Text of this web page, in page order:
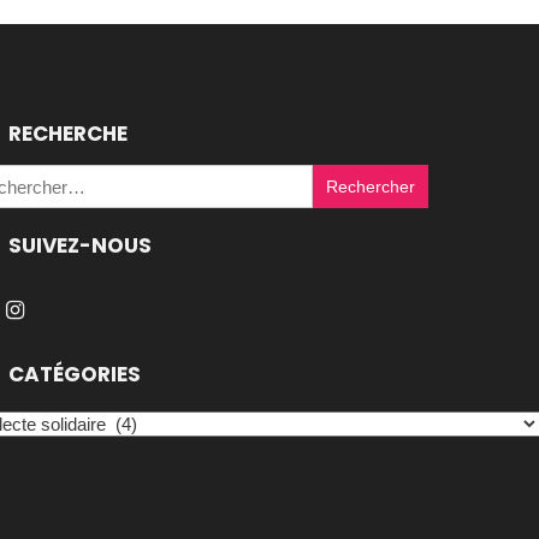
RECHERCHE
Rechercher :
SUIVEZ-NOUS
CATÉGORIES